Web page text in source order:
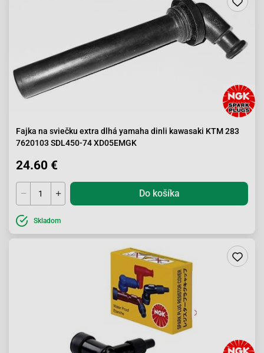
Fajka na sviečku extra dlhá yamaha dinli kawasaki KTM 283
7620103 SDL450-74 XD05EMGK
24.60 €
Do košíka
Skladom